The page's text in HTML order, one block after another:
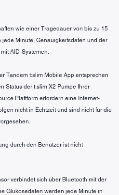
wie einer Tragedauer von bis zu 15
Minute, Genauigkeitsdaten und der
AID-Systemen.
Tandem t:slim Mobile App entsprechen
Status der t:slim X2 Pumpe Ihrer
Plattform erfordern eine Internet-
nicht in Echtzeit und sind nicht für die
durch den Benutzer ist nicht
verbindet sich über Bluetooth mit der
Glukosedaten werden jede Minute in